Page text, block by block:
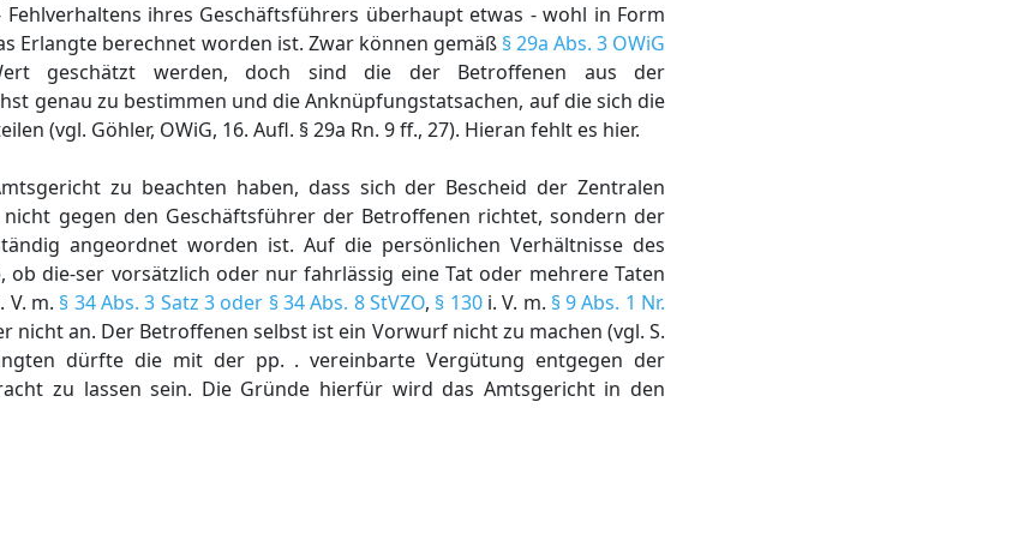
ihres Geschäftsführers überhaupt etwas - wohl in Form
Erlangte berechnet worden ist. Zwar können gemäß § 29a Abs. 3 OWiG
geschätzt werden, doch sind die der Betroffenen aus der
genau zu bestimmen und die Anknüpfungstatsachen, auf die sich die
(vgl. Göhler, OWiG, 16. Aufl. § 29a Rn. 9 ff., 27). Hieran fehlt es hier.
zu beachten haben, dass sich der Bescheid der Zentralen
nicht gegen den Geschäftsführer der Betroffenen richtet, sondern der
angeordnet worden ist. Auf die persönlichen Verhältnisse des
die-ser vorsätzlich oder nur fahrlässig eine Tat oder mehrere Taten
V. m. § 34 Abs. 3 Satz 3 oder § 34 Abs. 8 StVZO, § 130i. V. m. § 9 Abs. 1 Nr.
nicht an. Der Betroffenen selbst ist ein Vorwurf nicht zu machen (vgl. S.
dürfte die mit der pp. . vereinbarte Vergütung entgegen der
zu lassen sein. Die Gründe hierfür wird das Amtsgericht in den